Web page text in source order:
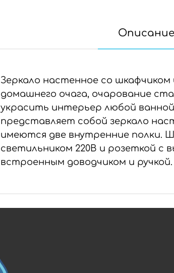
Описание
Зеркало настенное со
домашнего очага, очарование
украсить интерьер любой
представляет собой зеркало
имеются две внутренние полки.
светильником 220В и розеткой с
встроенным доводчиком и